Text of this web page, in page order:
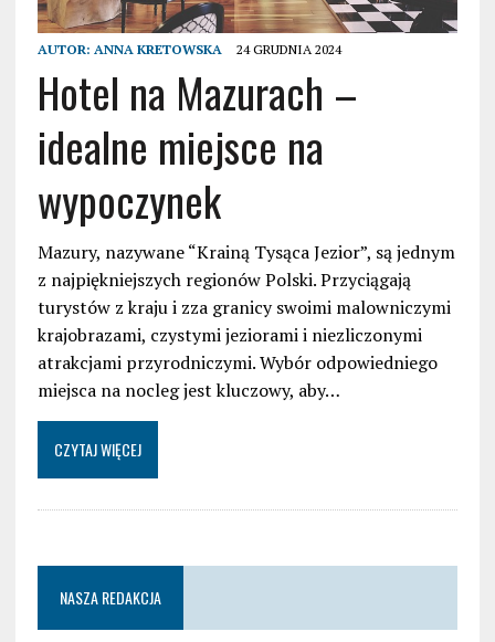
AUTOR: ANNA KRETOWSKA 24 GRUDNIA 2024
Hotel na Mazurach –
idealne miejsce na
wypoczynek
Mazury, nazywane “Krainą Tysąca Jezior”, są jednym
z najpiękniejszych regionów Polski. Przyciągają
turystów z kraju i zza granicy swoimi malowniczymi
krajobrazami, czystymi jeziorami i niezliczonymi
atrakcjami przyrodniczymi. Wybór odpowiedniego
miejsca na nocleg jest kluczowy, aby…
CZYTAJ WIĘCEJ
NASZA REDAKCJA